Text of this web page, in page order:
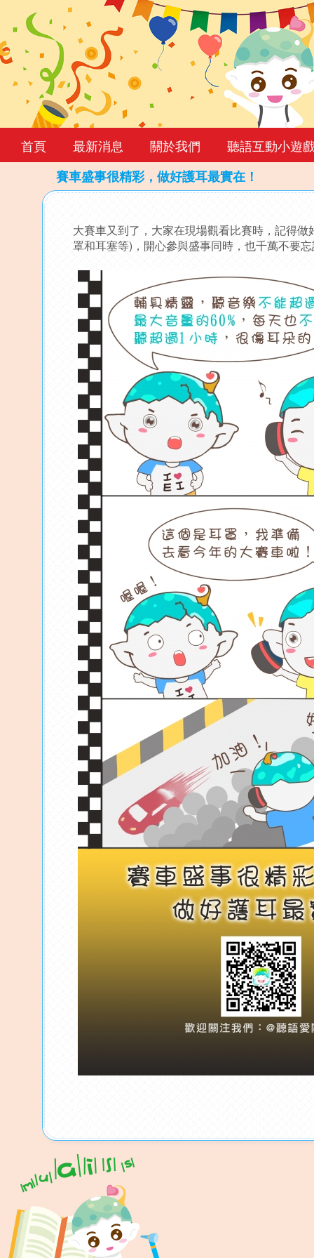
首頁 最新消息 關於我們
聽語互動小遊
賽車盛事很精彩，做好護耳最實在！
to
top
大賽車又到了，大家在現場觀看比賽時，記得做
罩和耳塞等)，開心參與盛事同時，也千萬不要